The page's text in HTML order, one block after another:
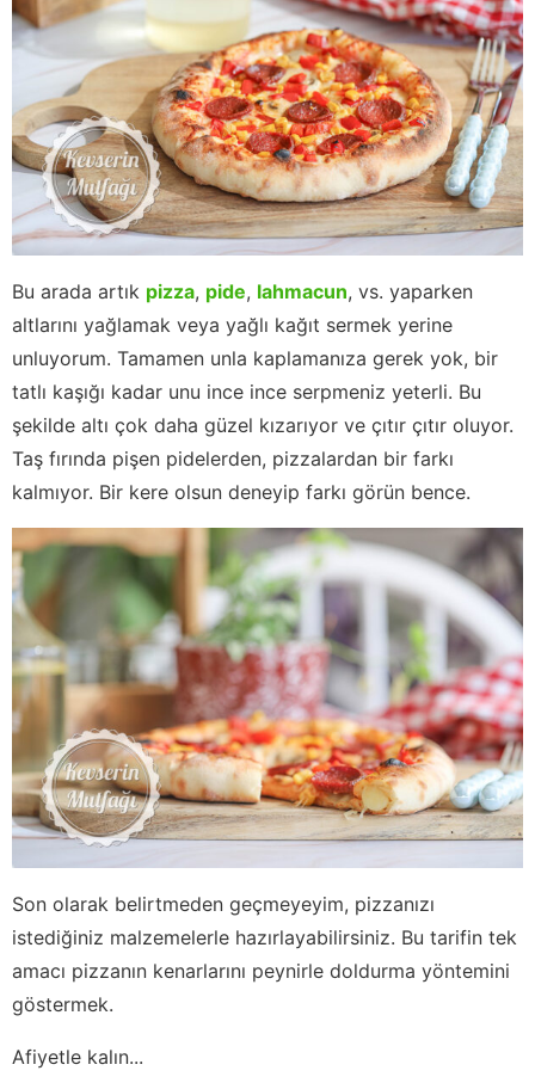
Bu arada artık pizza, pide, lahmacun, vs. yaparken
altlarını yağlamak veya yağlı kağıt sermek yerine
unluyorum. Tamamen unla kaplamanıza gerek yok, bir
tatlı kaşığı kadar unu ince ince serpmeniz yeterli. Bu
şekilde altı çok daha güzel kızarıyor ve çıtır çıtır oluyor.
Taş fırında pişen pidelerden, pizzalardan bir farkı
kalmıyor. Bir kere olsun deneyip farkı görün bence.
Son olarak belirtmeden geçmeyeyim, pizzanızı
istediğiniz malzemelerle hazırlayabilirsiniz. Bu tarifin tek
amacı pizzanın kenarlarını peynirle doldurma yöntemini
göstermek.
Afiyetle kalın...